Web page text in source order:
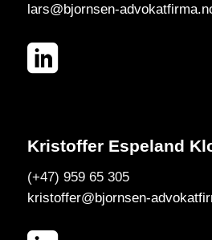
lars@bjornsen-
Kristoffer Espeland
(+47) 959 65 305
kristoffer@bjornsen-